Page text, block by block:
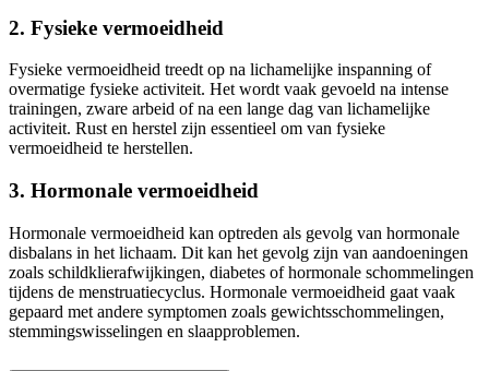
2. Fysieke vermoeidheid
Fysieke vermoeidheid treedt op na lichamelijke inspanning of
overmatige fysieke activiteit. Het wordt vaak gevoeld na intense
trainingen, zware arbeid of na een lange dag van lichamelijke
activiteit. Rust en herstel zijn essentieel om van fysieke
vermoeidheid te herstellen.
3. Hormonale vermoeidheid
Hormonale vermoeidheid kan optreden als gevolg van hormonale
disbalans in het lichaam. Dit kan het gevolg zijn van aandoeningen
zoals schildklierafwijkingen, diabetes of hormonale schommelingen
tijdens de menstruatiecyclus. Hormonale vermoeidheid gaat vaak
gepaard met andere symptomen zoals gewichtsschommelingen,
stemmingswisselingen en slaapproblemen.